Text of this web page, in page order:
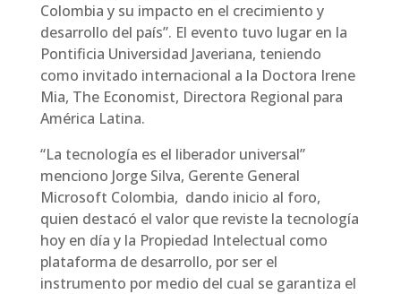
Colombia y su impacto en el crecimiento y
desarrollo del país”. El evento tuvo lugar en la
Pontificia Universidad Javeriana, teniendo
como invitado internacional a la Doctora Irene
Mia, The Economist, Directora Regional para
América Latina.
“La tecnología es el liberador universal”
menciono Jorge Silva, Gerente General
Microsoft Colombia, dando inicio al foro,
quien destacó el valor que reviste la tecnología
hoy en día y la Propiedad Intelectual como
plataforma de desarrollo, por ser el
instrumento por medio del cual se garantiza el